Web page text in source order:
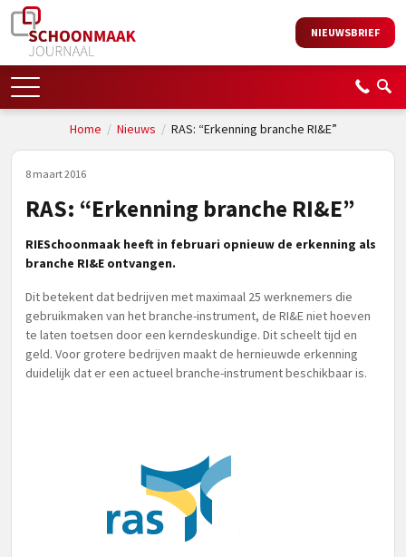
NIEUWSBRIEF
Home / Nieuws / RAS: “Erkenning branche RI&E”
8 maart 2016
RAS: “Erkenning branche RI&E”
RIESchoonmaak heeft in februari opnieuw de erkenning als
branche RI&E ontvangen.
Dit betekent dat bedrijven met maximaal 25 werknemers die
gebruikmaken van het branche-instrument, de RI&E niet hoeven
te laten toetsen door een kerndeskundige. Dit scheelt tijd en
geld. Voor grotere bedrijven maakt de hernieuwde erkenning
duidelijk dat er een actueel branche-instrument beschikbaar is.